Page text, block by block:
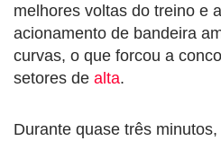
melhores voltas do treino e
acionamento de bandeira
curvas, o que forcou a
setores de alta.
Durante quase três